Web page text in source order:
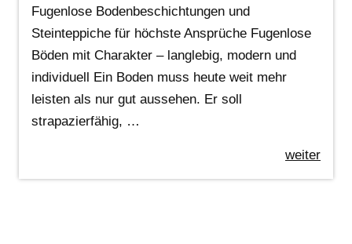
Fugenlose Bodenbeschichtungen und
Steinteppiche für höchste Ansprüche Fugenlose
Böden mit Charakter – langlebig, modern und
individuell Ein Boden muss heute weit mehr
leisten als nur gut aussehen. Er soll
strapazierfähig, …
weiter